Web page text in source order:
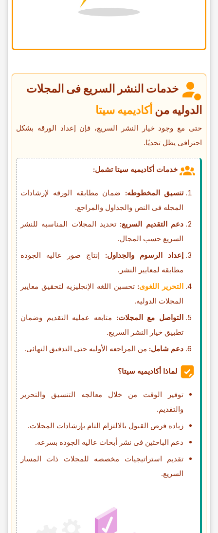
خدمات النشر السریع فی المجلات
الدولیه من أکادیمیه سیتا
حتى مع وجود خیار النشر السریع، فإن إعداد الورقه بشکل
احترافی یظل تحدیًا.
خدمات أکادیمیه سیتا تشمل:
تنسیق المخطوطه: ضمان مطابقه الورقه لإرشادات
المجله فی النص والجداول والمراجع.
دعم التقدیم السریع: تحدید المجلات المناسبه للنشر
السریع حسب المجال.
إعداد الرسوم والجداول: إنتاج صور عالیه الجوده
مطابقه لمعاییر النشر.
التحریر اللغوی: تحسین اللغه الإنجلیزیه لتحقیق معاییر
المجلات الدولیه.
التواصل مع المجلات: متابعه عملیه التقدیم وضمان
تطبیق خیار النشر السریع.
دعم شامل: من المراجعه الأولیه حتى التدقیق النهائی.
لماذا أکادیمیه سیتا؟
توفیر الوقت من خلال معالجه التنسیق والتحریر
والتقدیم.
زیاده فرص القبول بالالتزام التام بإرشادات المجلات.
دعم الباحثین فی نشر أبحاث عالیه الجوده بسرعه.
تقدیم استراتیجیات مخصصه للمجلات ذات المسار
السریع.